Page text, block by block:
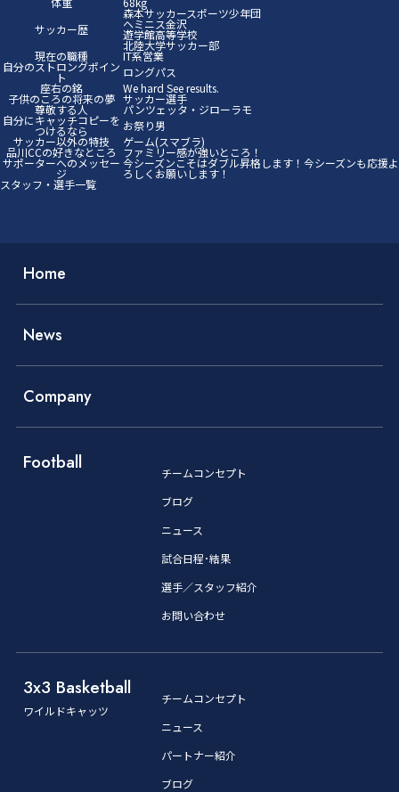
サッカー歴
森本サッカースポーツ少年団
ヘミニス金沢
遊学館高等学校
北陸大学サッカー部
現在の職種 IT系営業
自分のストロングポイン
ト
ロングパス
座右の銘
We hard See results.
子供のころの将来の夢 サッカー選手
尊敬する人 パンツェッタ・ジローラモ
自分にキャッチコピーを
つけるなら
お祭り男
サッカー以外の特技
ゲーム(スマブラ)
品川CCの好きなところ ファミリー感が強いところ！
サポーターへのメッセー
ジ
今シーズンこそはダブル昇格します！今シーズンも応援よ
ろしくお願いします！
スタッフ・選手一覧
Home
News
Company
Football
チームコンセプト
ブログ
ニュース
試合日程･結果
選手／スタッフ紹介
お問い合わせ
3x3 Basketball
ワイルドキャッツ
チームコンセプト
ニュース
パートナー紹介
ブログ